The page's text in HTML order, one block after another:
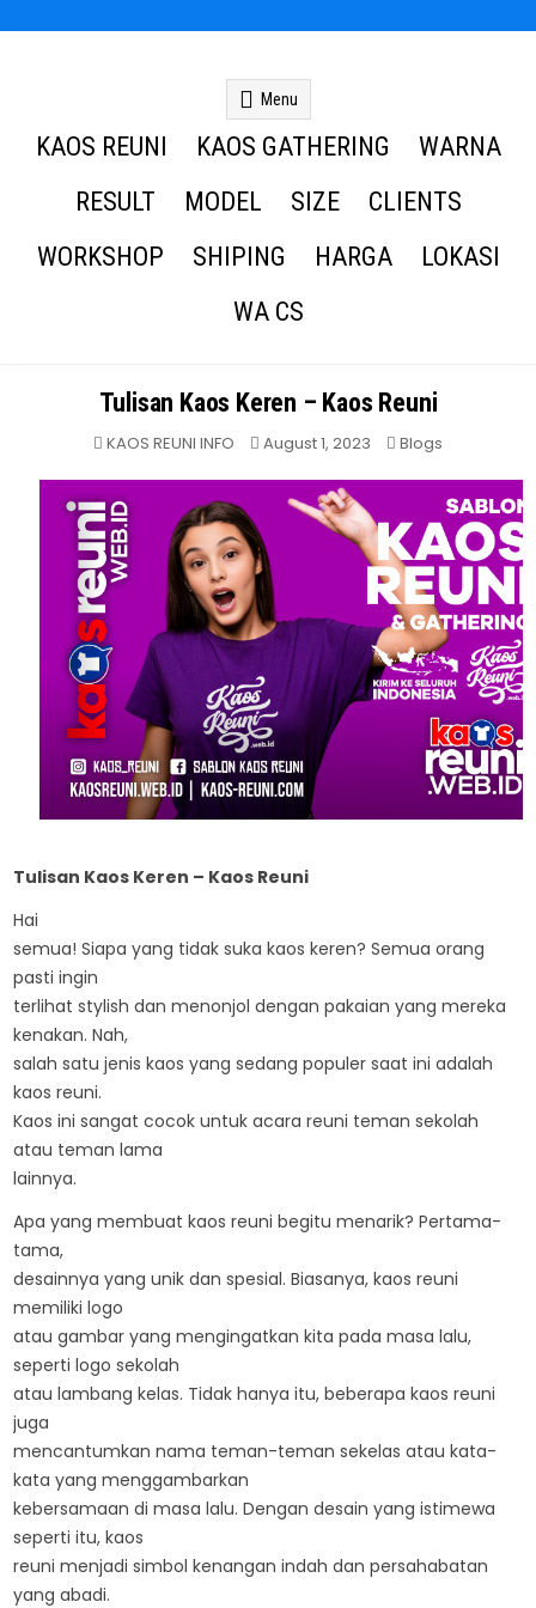
Menu
KAOS REUNI KAOS GATHERING
WARNA
RESULT
MODEL SIZE
CLIENTS
WORKSHOP
SHIPING HARGA
LOKASI
WA CS
Tulisan Kaos Keren – Kaos Reuni
KAOS REUNI INFO August 1, 2023 Posted
Blogs
Tulisan Kaos Keren – Kaos Reuni
Hai
semua! Siapa yang tidak suka kaos keren? Semua orang
pasti ingin
terlihat stylish dan menonjol dengan pakaian yang mereka
kenakan. Nah,
salah satu jenis kaos yang sedang populer saat ini adalah
kaos reuni.
Kaos ini sangat cocok untuk acara reuni teman sekolah
atau teman lama
lainnya.
Apa yang membuat kaos reuni begitu menarik? Pertama-
tama,
desainnya yang unik dan spesial. Biasanya, kaos reuni
memiliki logo
atau gambar yang mengingatkan kita pada masa lalu,
seperti logo sekolah
atau lambang kelas. Tidak hanya itu, beberapa kaos reuni
juga
mencantumkan nama teman-teman sekelas atau kata-
kata yang menggambarkan
kebersamaan di masa lalu. Dengan desain yang istimewa
seperti itu, kaos
reuni menjadi simbol kenangan indah dan persahabatan
yang abadi.